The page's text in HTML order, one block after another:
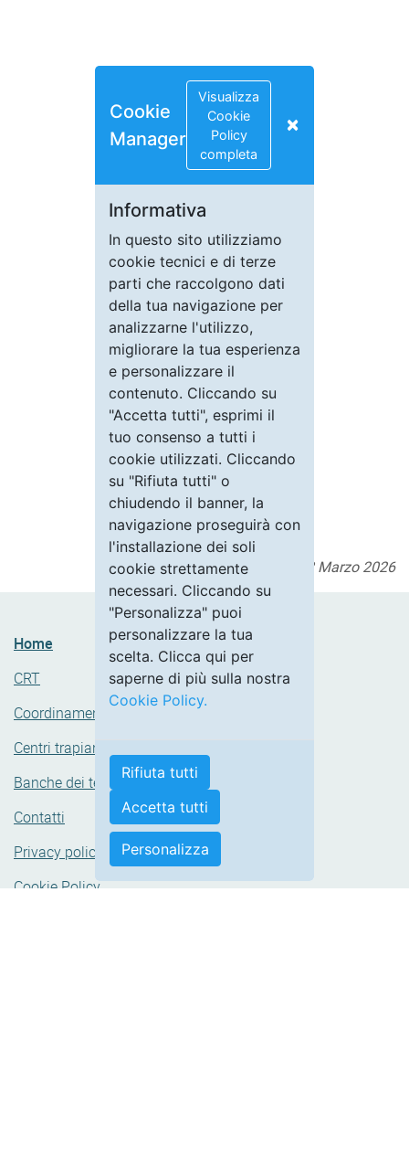
Ultimo aggiornamento il 2 Marzo 2026
Home
CRT
Coordinamenti ospedalieri
Centri trapianto
Banche dei tessuti
Contatti
Privacy policy
Cookie Policy